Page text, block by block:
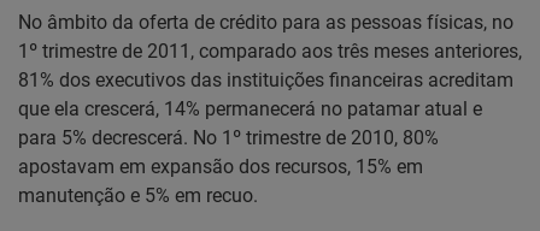
No âmbito da oferta de crédito para as pessoas físicas, no
1º trimestre de 2011, comparado aos três meses anteriores,
81% dos executivos das instituições financeiras acreditam
que ela crescerá, 14% permanecerá no patamar atual e
para 5% decrescerá. No 1º trimestre de 2010, 80%
apostavam em expansão dos recursos, 15% em
manutenção e 5% em recuo.